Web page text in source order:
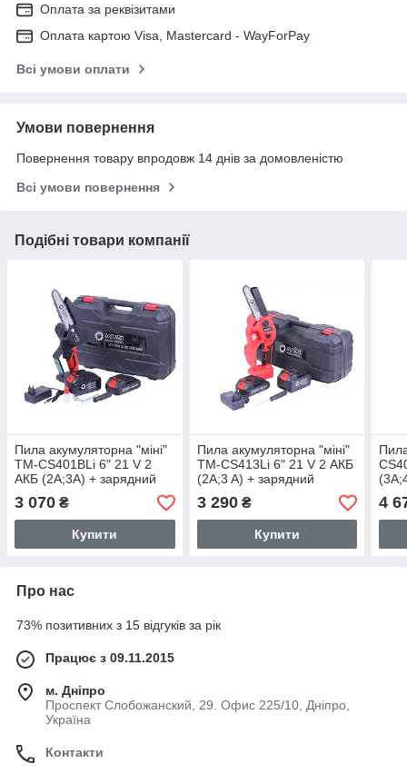
Оплата за реквізитами
Оплата картою Visa, Mastercard - WayForPay
Всі умови оплати
Умови повернення
Повернення товару впродовж 14 днів за домовленістю
Всі умови повернення
Подібні товари компанії
Пила акумуляторна "міні"
TM-CS401BLi 6" 21 V 2
АКБ (2A;3A) + зарядний
пристрій ТАТА
3 070 ₴
Купити
Пила акумуляторна "міні"
TM-CS413Li 6" 21 V 2 АКБ
(2A;3 A) + зарядний
пристрій ТАТА
3 290₴
Купити
4
Про нас
73% позитивних з 15 відгуків за рік
Працює з 09.11.2015
м. Дніпро
Проспект Слобожанский, 29. Офис 225/10, Дніпро,
Україна
Контакти